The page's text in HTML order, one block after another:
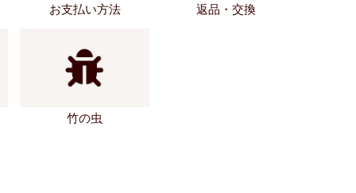
お支払い方法 返品・交換
竹の虫